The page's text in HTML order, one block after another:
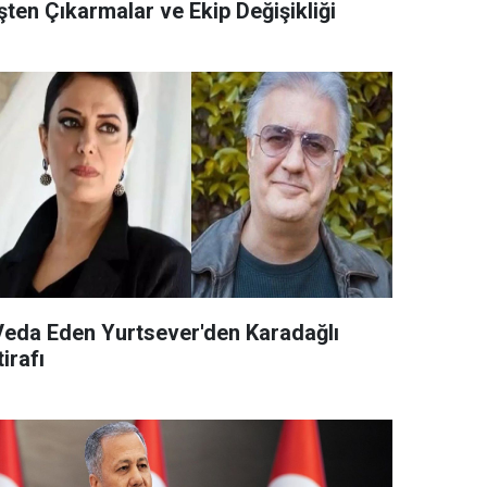
Çıkarmalar ve Ekip Değişikliği
Eden Yurtsever'den Karadağlı